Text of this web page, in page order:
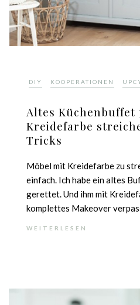
DIY KOOPERATIONEN
Altes
Kreidefarbe
Tricks
Möbel mit Kreidefarbe zu
einfach. Ich habe ein altes
gerettet. Und ihm mit
komplettes Makeover
WEITERLESEN